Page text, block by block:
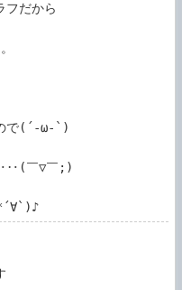
だから
ので(´-ω-`)
‥‥(￣▽￣;)